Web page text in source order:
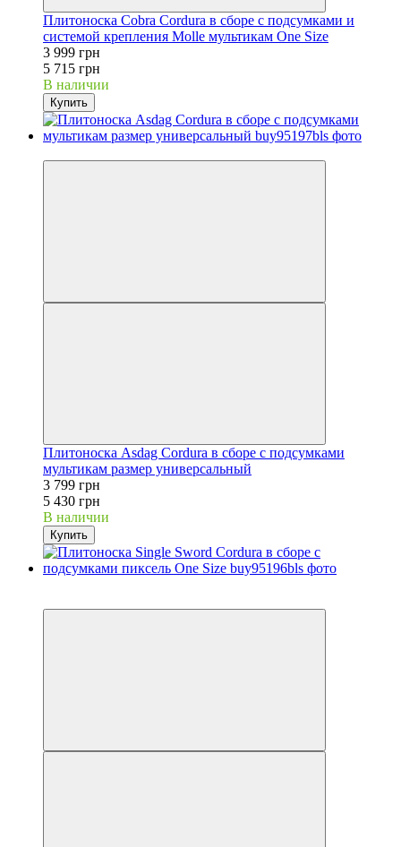
Плитоноска Cobra Cordura в сборе с подсумками и
системой крепления Molle мультикам One Size
3 999 грн
5 715 грн
В наличии
Купить
Плитоноска Asdag Cordura в сборе с подсумками
мультикам размер универсальный
3 799 грн
5 430 грн
В наличии
Купить